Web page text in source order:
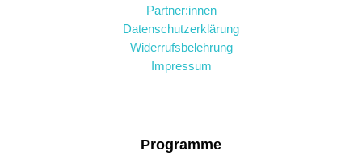
Partner:innen
Datenschutzerklärung
Widerrufsbelehrung
Impressum
Programme